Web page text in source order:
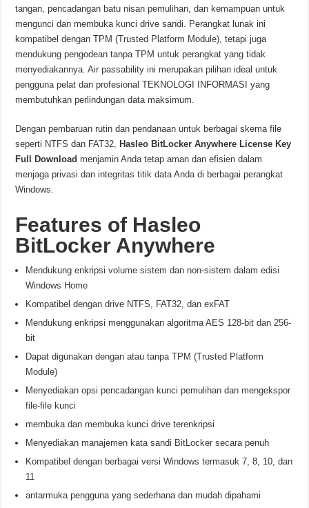
tangan, pencadangan batu nisan pemulihan, dan kemampuan untuk
mengunci dan membuka kunci drive sandi. Perangkat lunak ini
kompatibel dengan TPM (Trusted Platform Module), tetapi juga
mendukung pengodean tanpa TPM untuk perangkat yang tidak
menyediakannya. Air passability ini merupakan pilihan ideal untuk
pengguna pelat dan profesional TEKNOLOGI INFORMASI yang
membutuhkan perlindungan data maksimum.
Dengan pembaruan rutin dan pendanaan untuk berbagai skema file
seperti NTFS dan FAT32, Hasleo BitLocker Anywhere License Key
Full Download menjamin Anda tetap aman dan efisien dalam
menjaga privasi dan integritas titik data Anda di berbagai perangkat
Windows.
Features of Hasleo
BitLocker Anywhere
Mendukung enkripsi volume sistem dan non-sistem dalam edisi
Windows Home
Kompatibel dengan drive NTFS, FAT32, dan exFAT
Mendukung enkripsi menggunakan algoritma AES 128-bit dan 256-
bit
Dapat digunakan dengan atau tanpa TPM (Trusted Platform
Module)
Menyediakan opsi pencadangan kunci pemulihan dan mengekspor
file-file kunci
membuka dan membuka kunci drive terenkripsi
Menyediakan manajemen kata sandi BitLocker secara penuh
Kompatibel dengan berbagai versi Windows termasuk 7, 8, 10, dan
11
antarmuka pengguna yang sederhana dan mudah dipahami